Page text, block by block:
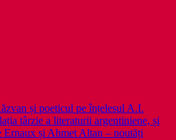
și poeticul pe înțelesul A.I.
târzie a literaturii argentiniene, și
și Ahmet Altan – noutăți